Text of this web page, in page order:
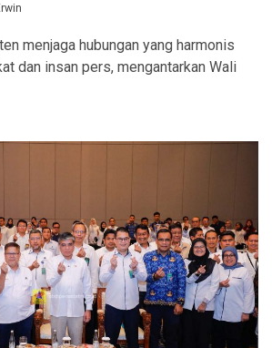
menjaga hubungan yang harmonis
dan insan pers, mengantarkan Wali